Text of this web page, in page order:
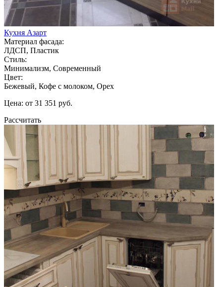
Кухня Азарт
Материал фасада:
ЛДСП, Пластик
Стиль:
Минимализм, Современный
Цвет:
Бежевый, Кофе с молоком, Орех
Цена: от 31 351 руб.
Рассчитать